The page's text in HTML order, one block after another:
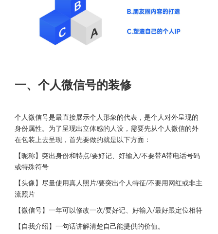
一、个人微信号的装修
个人微信号是最直接展示个人形象的代表，是个人对外呈现的
身份属性。为了呈现出立体感的人设，需要先从个人微信的外
在包装上去呈现，首先要做的就是以下方面：
【昵称】突出身份和特点/要好记、好输入/不要带A带电话号码
或特殊符号
【头像】尽量使用真人照片/要突出个人特征/不要用网红或非主
流照片
【微信号】一年可以修改一次/要好记、好输入/最好跟定位相符
【自我介绍】一句话讲解清楚自己能提供的价值。